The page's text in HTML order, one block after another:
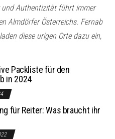
und Authentizität führt immer
Almdörfer Österreichs. Fernab
diese urigen Orte dazu ein,
Packliste für den
in 2024
für Reiter: Was braucht ihr